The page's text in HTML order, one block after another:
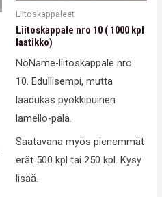
Liitoskappaleet
Liitoskappale nro 10 ( 1000 kpl
laatikko)
NoName-liitoskappale nro
10. Edullisempi, mutta
laadukas pyökkipuinen
lamello-pala.
Saatavana myös pienemmät
erät 500 kpl tai 250 kpl. Kysy
lisää.